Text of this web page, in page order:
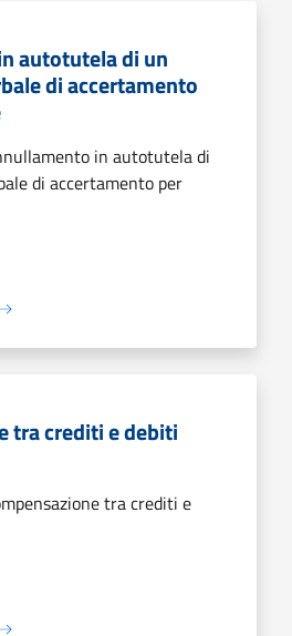
autotutela di un
di accertamento
in autotutela di
di accertamento per
tra crediti e debiti
tra crediti e